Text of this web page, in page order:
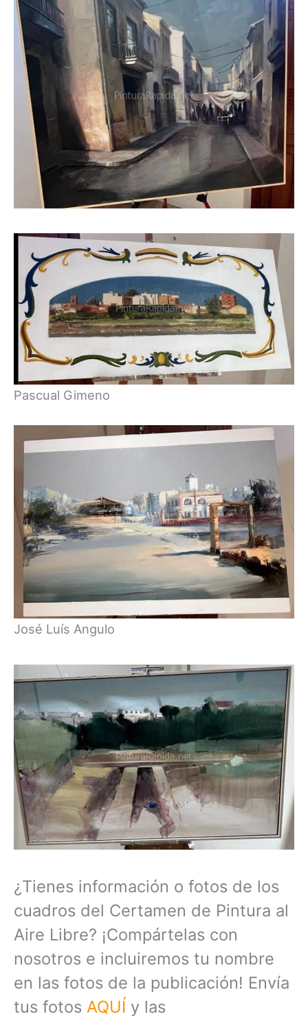
Pascual Gimeno
José Luís Angulo
¿Tienes información o fotos de los
cuadros del Certamen de Pintura al
Aire Libre? ¡Compártelas con
nosotros e incluiremos tu nombre
en las fotos de la publicación! Envía
tus fotos AQUÍ y las